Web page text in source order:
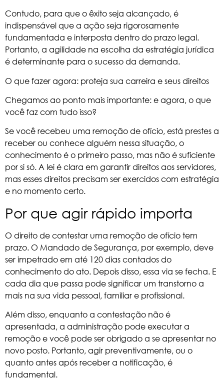
Contudo, para que o êxito seja alcançado, é
indispensável que a ação seja rigorosamente
fundamentada e interposta dentro do prazo legal.
Portanto, a agilidade na escolha da estratégia jurídica
é determinante para o sucesso da demanda.
O que fazer agora: proteja sua carreira e seus direitos
Chegamos ao ponto mais importante: e agora, o que
você faz com tudo isso?
Se você recebeu uma remoção de ofício, está prestes a
receber ou conhece alguém nessa situação, o
conhecimento é o primeiro passo, mas não é suficiente
por si só. A lei é clara em garantir direitos aos servidores,
mas esses direitos precisam ser exercidos com estratégia
e no momento certo.
Por que agir rápido importa
O direito de contestar uma remoção de ofício tem
prazo. O Mandado de Segurança, por exemplo, deve
ser impetrado em até 120 dias contados do
conhecimento do ato. Depois disso, essa via se fecha. E
cada dia que passa pode significar um transtorno a
mais na sua vida pessoal, familiar e profissional.
Além disso, enquanto a contestação não é
apresentada, a administração pode executar a
remoção e você pode ser obrigado a se apresentar no
novo posto. Portanto, agir preventivamente, ou o
quanto antes após receber a notificação, é
fundamental.